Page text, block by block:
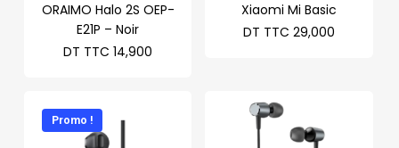
ORAIMO Halo 2S OEP-
E21P – Noir
DT TTC 14,900
Xiaomi Mi Basic
DT TTC 29,000
Promo !